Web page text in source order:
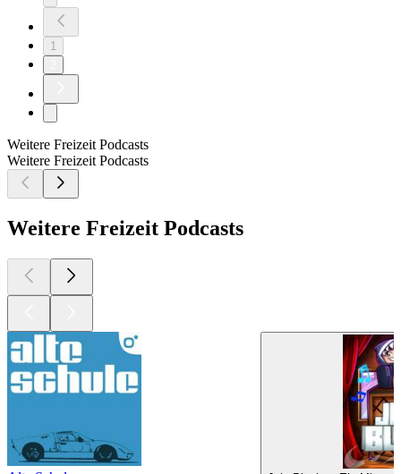
1
Weitere Freizeit Podcasts
Weitere Freizeit Podcasts
Weitere Freizeit Podcasts